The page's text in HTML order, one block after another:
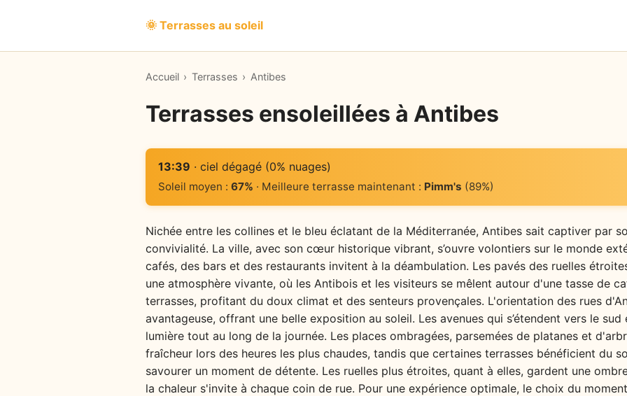
🌞 Terrasses au soleil
Accueil › Terrasses › Antibes
Terrasses ensoleillées à Antibes
13:39 · ciel dégagé (0% nuages)
Soleil moyen : 67% · Meilleure terrasse maintenant : Pimm's (89%)
Nichée entre les collines et le bleu éclatant de la Méditerranée, Antibes sait captiver par
convivialité. La ville, avec son cœur historique vibrant, s’ouvre volontiers sur le monde
cafés, des bars et des restaurants invitent à la déambulation. Les pavés des ruelles
une atmosphère vivante, où les Antibois et les visiteurs se mêlent autour d'une tasse de
terrasses, profitant du doux climat et des senteurs provençales. L'orientation des rues
avantageuse, offrant une belle exposition au soleil. Les avenues qui s’étendent vers le sud
lumière tout au long de la journée. Les places ombragées, parsemées de platanes et
fraîcheur lors des heures les plus chaudes, tandis que certaines terrasses bénéficient du
savourer un moment de détente. Les ruelles plus étroites, quant à elles, gardent une
la chaleur s'invite à chaque coin de rue. Pour une expérience optimale, le choix du